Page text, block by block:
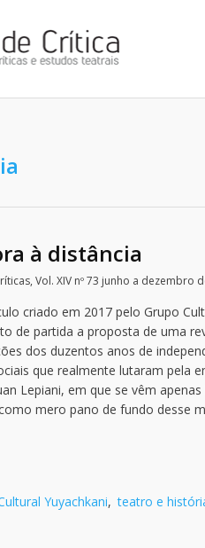
à distância
, Vol. XIV nº 73 junho a dezembro
criado em 2017 pelo Grupo
de partida a proposta de uma
dos duzentos anos de
que realmente lutaram pela
Lepiani, em que se vêm
mero pano de fundo desse
Yuyachkani, teatro e